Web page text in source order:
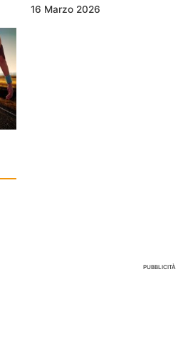
16 Marzo 2026
PUBBLICITÀ